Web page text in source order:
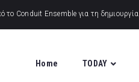
Home TODAY